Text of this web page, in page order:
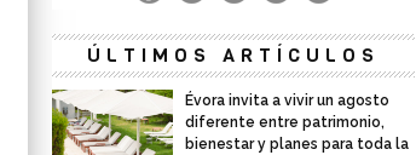
ÚLTIMOS ARTÍCULOS
Évora invita a vivir un agosto
diferente entre patrimonio,
bienestar y planes para toda la